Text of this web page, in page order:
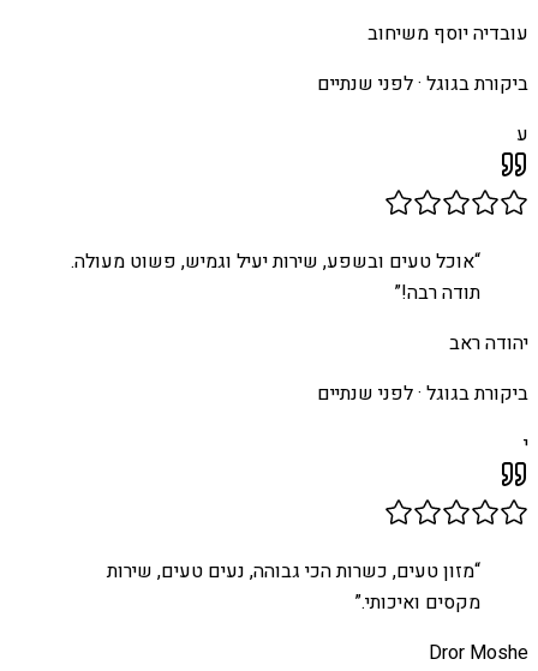
עובדיה יוסף משיחוב
ביקורת בגוגל ·לפני שנתיים
ע
“אוכל טעים ובשפע, שירות יעיל וגמיש, פשוט מעולה.
תודה רבה!”
יהודה ראב
ביקורת בגוגל ·לפני שנתיים
י
“מזון טעים, כשרות הכי גבוהה, נעים טעים, שירות
מקסים ואיכותי.”
Dror Moshe